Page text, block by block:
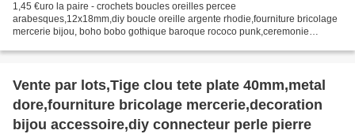
1,45 €uro la paire - crochets boucles oreilles percee
arabesques,12x18mm,diy boucle oreille argente rhodie,fourniture bricolage
mercerie bijou, boho bobo gothique baroque rococo punk,ceremonie
Vente par lots,Tige clou tete plate 40mm,metal
dore,fourniture bricolage mercerie,decoration
bijou accessoire,diy connecteur perle pierre